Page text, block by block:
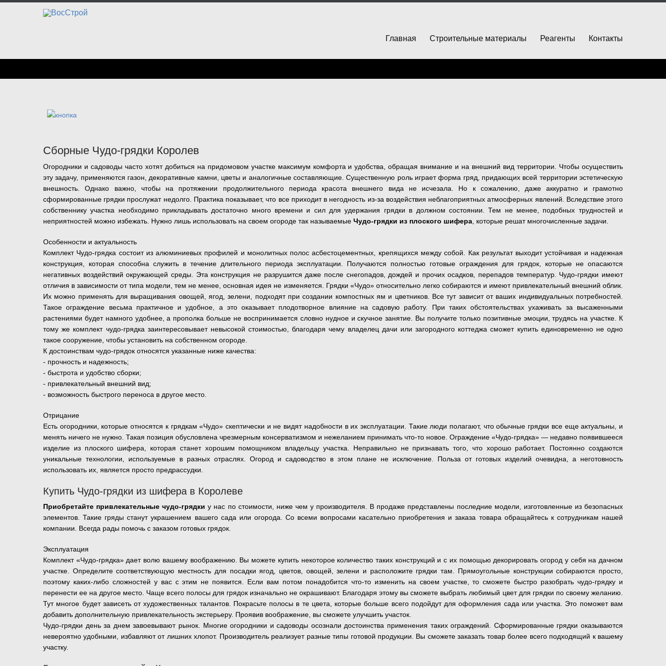
Главная Строительные материалы Реагенты Контакты
Сборные Чудо-грядки Королев
Огородники и садоводы часто хотят добиться на придомовом участке максимум комфорта и удобства, обращая внимание и на внешний вид территории. Чтобы осуществить
эту задачу, применяются газон, декоративные камни, цветы и аналогичные составляющие. Существенную роль играет форма гряд, придающих всей территории эстетическую
внешность. Однако важно, чтобы на протяжении продолжительного периода красота внешнего вида не исчезала. Но к сожалению, даже аккуратно и грамотно
сформированные грядки прослужат недолго. Практика показывает, что все приходит в негодность из-за воздействия неблагоприятных атмосферных явлений. Вследствие этого
собственнику участка необходимо прикладывать достаточно много времени и сил для удержания грядки в должном состоянии. Тем не менее, подобных трудностей и
неприятностей можно избежать. Нужно лишь использовать на своем огороде так называемые Чудо-грядки из плоского шифера , которые решат многочисленные задачи.
Особенности и актуальность
Комплект Чудо-грядка состоит из алюминиевых профилей и монолитных полос асбестоцементных, крепящихся между собой. Как результат выходит устойчивая и надежная
конструкция, которая способна служить в течение длительного периода эксплуатации. Получаются полностью готовые ограждения для грядок, которые не опасаются
негативных воздействий окружающей среды. Эта конструкция не разрушится даже после снегопадов, дождей и прочих осадков, перепадов температур. Чудо-грядки имеют
отличия в зависимости от типа модели, тем не менее, основная идея не изменяется. Грядки «Чудо» относительно легко собираются и имеют привлекательный внешний облик.
Их можно применять для выращивания овощей, ягод, зелени, подходят при создании компостных ям и цветников. Все тут зависит от ваших индивидуальных потребностей.
Такое ограждение весьма практичное и удобное, а это оказывает плодотворное влияние на садовую работу. При таких обстоятельствах ухаживать за высаженными
растениями будет намного удобнее, а прополка больше не воспринимается словно нудное и скучное занятие. Вы получите только позитивные эмоции, трудясь на участке. К
тому же комплект чудо-грядка заинтересовывает невысокой стоимостью, благодаря чему владелец дачи или загородного коттеджа сможет купить единовременно не одно
такое сооружение, чтобы установить на собственном огороде.
К достоинствам чудо-грядок относятся указанные ниже качества:
- прочность и надежность;
- быстрота и удобство сборки;
- привлекательный внешний вид;
- возможность быстрого переноса в другое место.
Отрицание
Есть огородники, которые относятся к грядкам «Чудо» скептически и не видят надобности в их эксплуатации. Такие люди полагают, что обычные грядки все еще актуальны, и
менять ничего не нужно. Такая позиция обусловлена чрезмерным консерватизмом и нежеланием принимать что-то новое. Ограждение «Чудо-грядка» — недавно появившееся
изделие из плоского шифера, которая станет хорошим помощником владельцу участка. Неправильно не признавать того, что хорошо работает. Постоянно создаются
уникальные технологии, используемые в разных отраслях. Огород и садоводство в этом плане не исключение. Польза от готовых изделий очевидна, а неготовность
использовать их, является просто предрассудки.
Купить Чудо-грядки из шифера в Королеве
Приобретайте привлекательные чудо-грядки у нас по стоимости, ниже чем у производителя. В продаже представлены последние модели, изготовленные из безопасных
элементов. Такие гряды станут украшением вашего сада или огорода. Со всеми вопросами касательно приобретения и заказа товара обращайтесь к сотрудникам нашей
компании. Всегда рады помочь с заказом готовых грядок.
Эксплуатация
Комплект «Чудо-грядка» дает волю вашему воображению. Вы можете купить некоторое количество таких конструкций и с их помощью декорировать огород у себя на дачном
участке. Определите соответствующую местность для посадки ягод, цветов, овощей, зелени и расположите грядки там. Прямоугольные конструкции собираются просто,
поэтому каких-либо сложностей у вас с этим не появится. Если вам потом понадобится что-то изменить на своем участке, то сможете быстро разобрать чудо-грядку и
перенести ее на другое место. Чаще всего полосы для грядок изначально не окрашивают. Благодаря этому вы сможете выбрать любимый цвет для грядки по своему желанию.
Тут многое будет зависеть от художественных талантов. Покрасьте полосы в те цвета, которые больше всего подойдут для оформления сада или участка. Это поможет вам
добавить дополнительную привлекательность экстерьеру. Проявив воображение, вы сможете улучшить участок.
Чудо-грядки день за днем завоевывают рынок. Многие огородники и садоводы осознали достоинства применения таких ограждений. Сформированные грядки оказываются
невероятно удобными, избавляют от лишних хлопот. Производитель реализует разные типы готовой продукции. Вы сможете заказать товар более всего подходящий к вашему
участку.